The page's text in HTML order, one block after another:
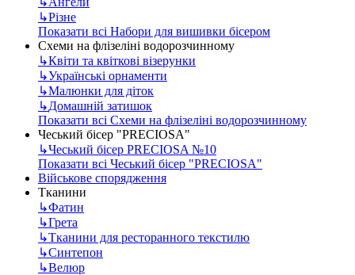
↳Різне
Показати всі Набори для вишивки бісером
Схеми на флізеліні водорозчинному
↳Квіти та квіткові візерунки
↳Українські орнаменти
↳Малюнки для діток
↳Домашній затишок
Показати всі Схеми на флізеліні водорозчинному
Чеський бісер "PRECIOSA"
↳Чеський бісер PRECIOSA №10
Показати всі Чеський бісер "PRECIOSA"
Військове спорядження
Тканини
↳Фатин
↳Грета
↳Тканини для ресторанного текстилю
↳Синтепон
↳Велюр